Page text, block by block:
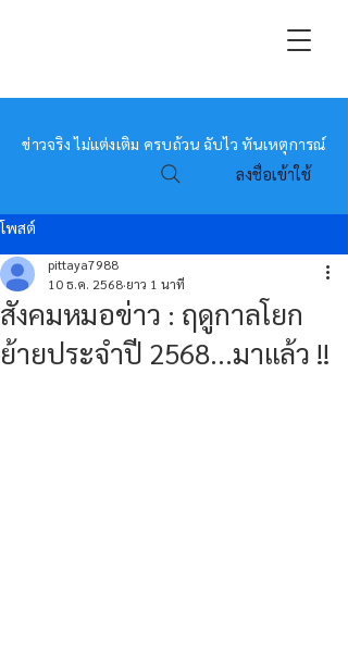
หมอข่าว
ข่าวจริง ไม่แต่งเติม ครบถ้วน ฉับไว ทันเหตุการณ์
ลงชื่อเข้าใช้
โพสต์
สังคมหมอข่าว : ฤดูกาลโยก
ย้ายประจำปี 2568...มาแล้ว !!
pittaya7988
10 ธ.ค. 2568 ยาว 1 นาที